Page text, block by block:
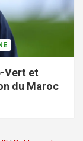
Vert et
du Maroc